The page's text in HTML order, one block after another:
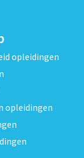
opleidingen
opleidingen